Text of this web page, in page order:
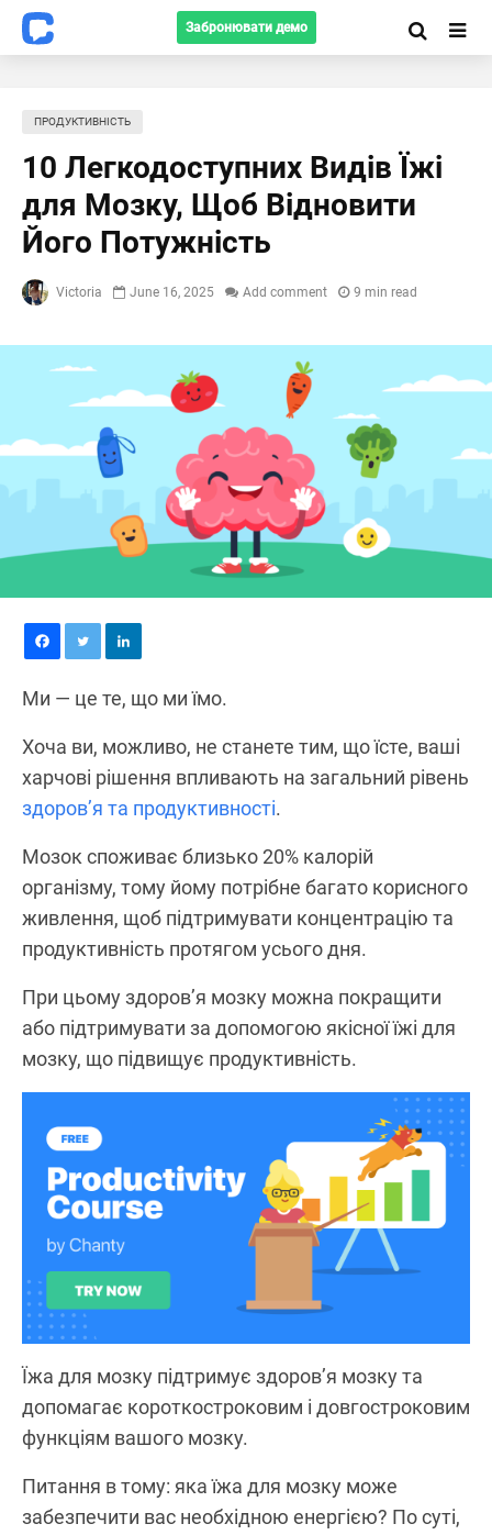
Забронювати демо
ПРОДУКТИВНІСТЬ
10 Легкодоступних Видів Їжі
для Мозку, Щоб Відновити
Його Потужність
Victoria June 16, 2025 Add comment 9 min read
Ми — це те, що ми їмо.
Хоча ви, можливо, не станете тим, що їсте, ваші
харчові рішення впливають на загальний рівень
здоров’я та продуктивності.
Мозок споживає близько 20% калорій
організму, тому йому потрібне багато корисного
живлення, щоб підтримувати концентрацію та
продуктивність протягом усього дня.
При цьому здоров’я мозку можна покращити
або підтримувати за допомогою якісної їжі для
мозку, що підвищує продуктивність.
Їжа для мозку підтримує здоров’я мозку та
допомагає короткостроковим і довгостроковим
функціям вашого мозку.
Питання в тому: яка їжа для мозку може
забезпечити вас необхідною енергією? По суті,